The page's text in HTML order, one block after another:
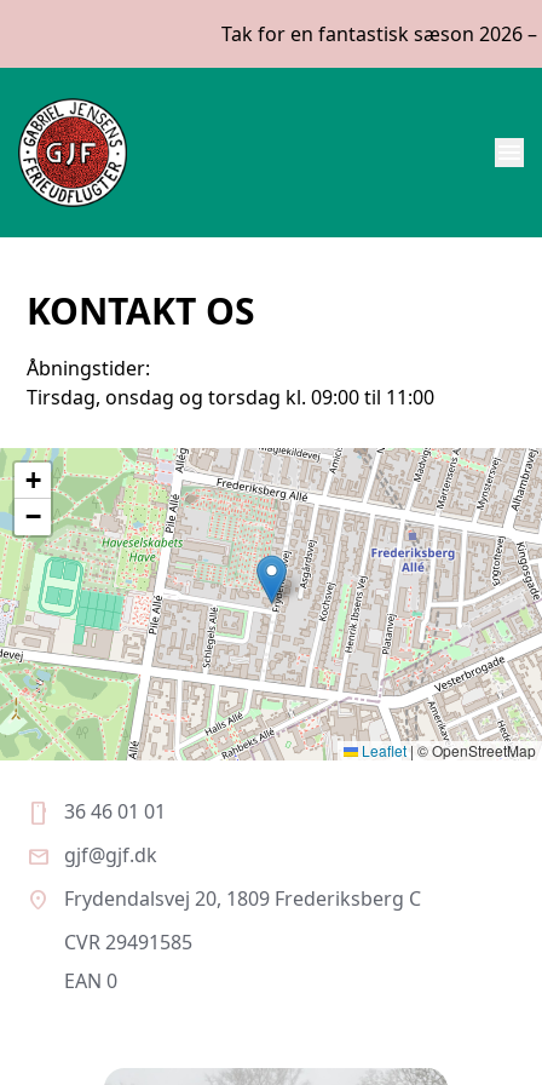
Tak for en fantastisk sæson 2026
KONTAKT OS
Åbningstider:
+
−
Leaflet | © OpenStreetMap
smartphone 36 46 01 01
mail gjf@gjf.dk
location_on
Frydendalsvej 20, 1809 Frederiksberg C
CVR 29491585
EAN 0